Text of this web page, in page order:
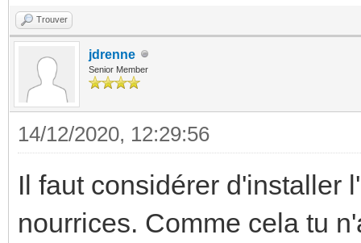
Trouver
jdrenne
Senior Member
14/12/2020, 12:29:56
Il faut considérer d'installer
nourrices. Comme cela tu